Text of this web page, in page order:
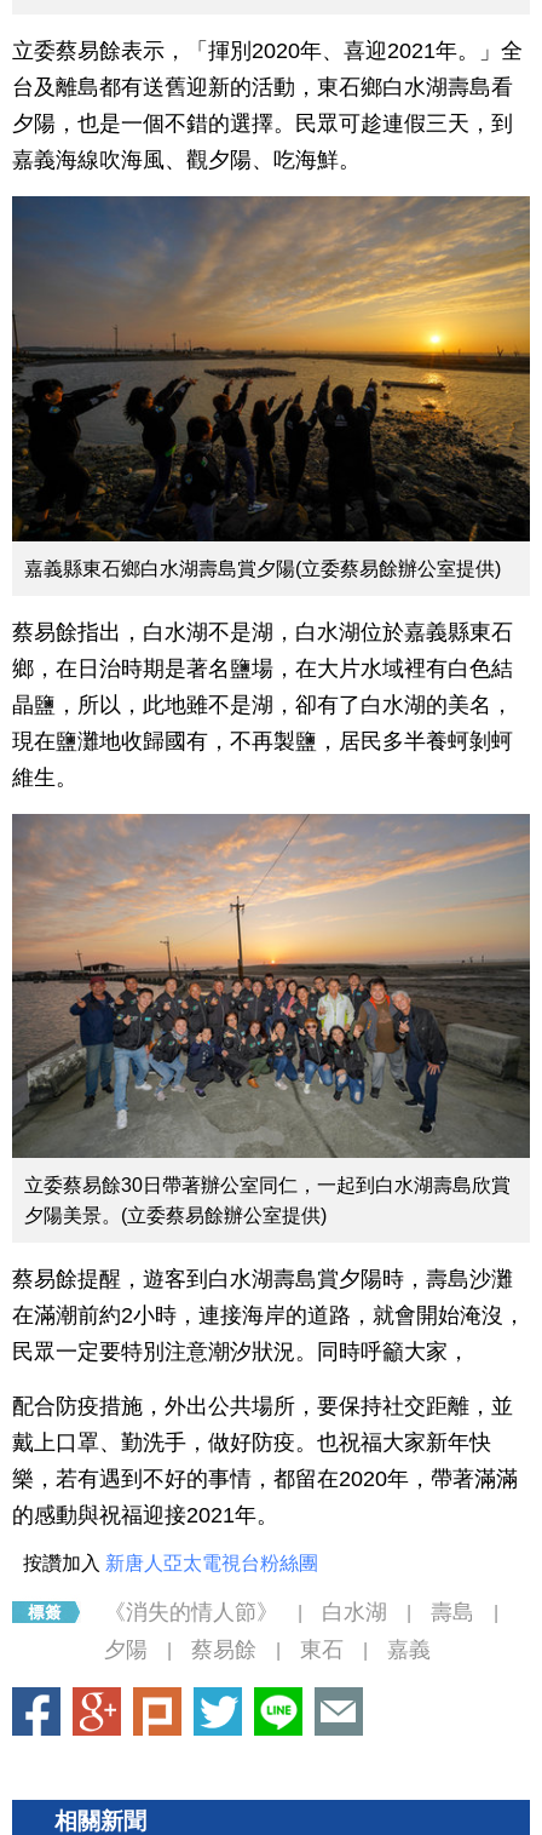
立委蔡易餘表示，「揮別2020年、喜迎2021年。」全
台及離島都有送舊迎新的活動，東石鄉白水湖壽島看
夕陽，也是一個不錯的選擇。民眾可趁連假三天，到
嘉義海線吹海風、觀夕陽、吃海鮮。
嘉義縣東石鄉白水湖壽島賞夕陽(立委蔡易餘辦公室提供)
蔡易餘指出，白水湖不是湖，白水湖位於嘉義縣東石
鄉，在日治時期是著名鹽場，在大片水域裡有白色結
晶鹽，所以，此地雖不是湖，卻有了白水湖的美名，
現在鹽灘地收歸國有，不再製鹽，居民多半養蚵剝蚵
維生。
立委蔡易餘30日帶著辦公室同仁，一起到白水湖壽島欣賞
夕陽美景。(立委蔡易餘辦公室提供)
蔡易餘提醒，遊客到白水湖壽島賞夕陽時，壽島沙灘
在滿潮前約2小時，連接海岸的道路，就會開始淹沒，
民眾一定要特別注意潮汐狀況。同時呼籲大家，
配合防疫措施，外出公共場所，要保持社交距離，並
戴上口罩、勤洗手，做好防疫。也祝福大家新年快
樂，若有遇到不好的事情，都留在2020年，帶著滿滿
的感動與祝福迎接2021年。
按讚加入 新唐人亞太電視台粉絲團
《消失的情人節》 白水湖 壽島
夕陽 蔡易餘 東石 嘉義
相關新聞